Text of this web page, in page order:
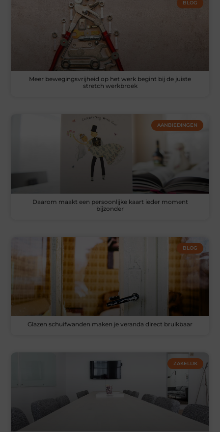
BLOG
Meer bewegingsvrijheid op het werk begint bij de juiste
stretch werkbroek
AANBIEDINGEN
Daarom maakt een persoonlijke kaart ieder moment
bijzonder
BLOG
Glazen schuifwanden maken je veranda direct bruikbaar
ZAKELIJK